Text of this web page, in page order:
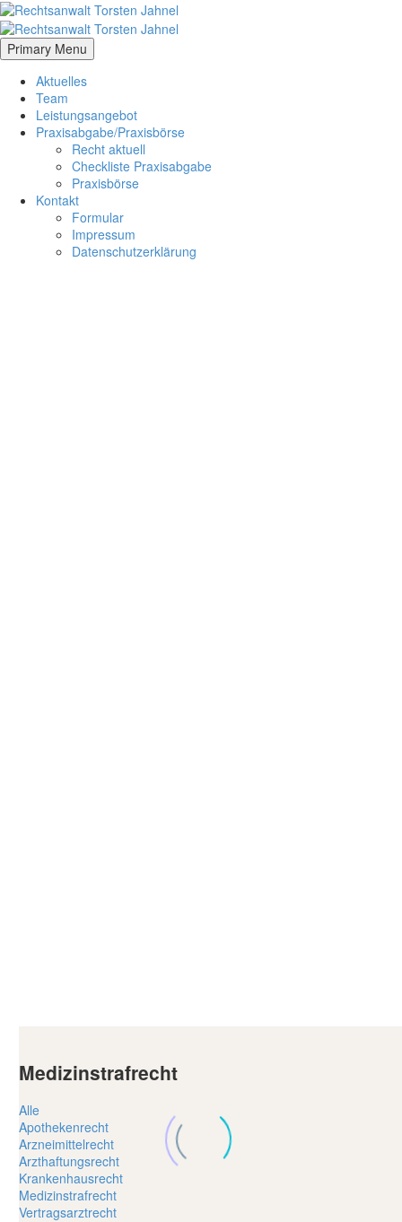
Primary Menu
Aktuelles
Team
Leistungsangebot
Praxisabgabe/Praxisbörse
Recht aktuell
Checkliste Praxisabgabe
Praxisbörse
Kontakt
Formular
Impressum
Datenschutzerklärung
Medizinstrafrecht
Alle
Apothekenrecht
Arzneimittelrecht
Arzthaftungsrecht
Krankenhausrecht
Medizinstrafrecht
Vertragsarztrecht